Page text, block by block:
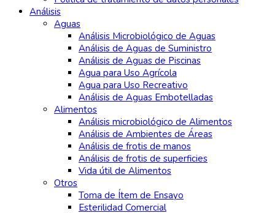
Análisis
Aguas
Análisis Microbiológico de Aguas
Análisis de Aguas de Suministro
Análisis de Aguas de Piscinas
Agua para Uso Agrícola
Agua para Uso Recreativo
Análisis de Aguas Embotelladas
Alimentos
Análisis microbiológico de Alimentos
Análisis de Ambientes de Áreas
Análisis de frotis de manos
Análisis de frotis de superficies
Vida útil de Alimentos
Otros
Toma de Ítem de Ensayo
Esterilidad Comercial